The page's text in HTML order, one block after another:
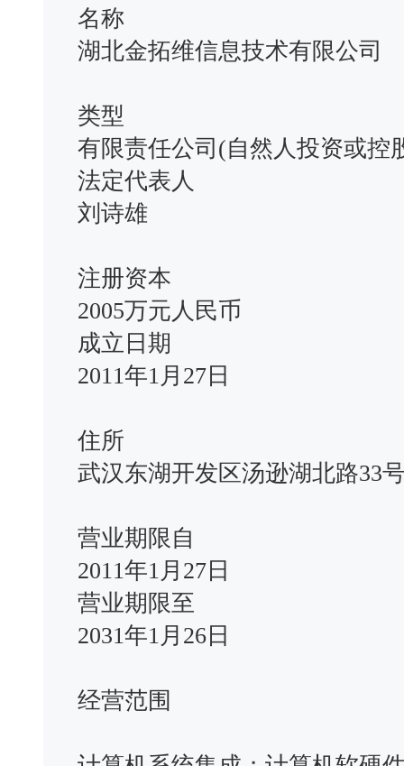
名称
湖北金拓维信息技术有限公司
类型
有限责任公司(自然人投资或控
法定代表人
刘诗雄
注册资本
2005万元人民币
成立日期
2011年1月27日
住所
武汉东湖开发区汤逊湖北路33
营业期限自
2011年1月27日
营业期限至
2031年1月26日
经营范围